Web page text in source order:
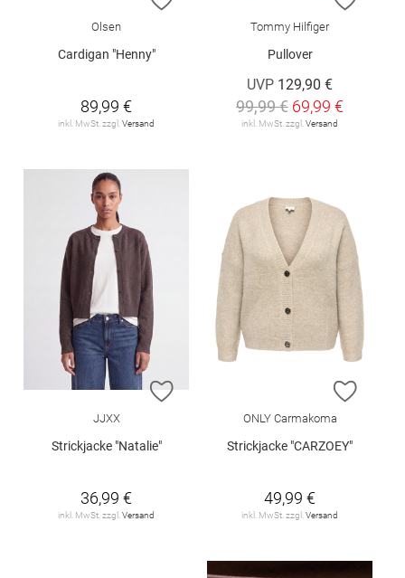
Olsen
Cardigan "Henny"
89,99 €
inkl. MwSt. zzgl. Versand
Tommy Hilfiger
Pullover
UVP 129,90 €
99,99 € 69,99 €
inkl. MwSt. zzgl. Versand
ZUR WUNSCHLISTE HINZUFÜGEN
JJXX
Strickjacke "Natalie"
36,99 €
inkl. MwSt. zzgl. Versand
ZUR
ONLY Carmakoma
Strickjacke "CARZOEY"
49,99 €
inkl. MwSt. zzgl. Versand